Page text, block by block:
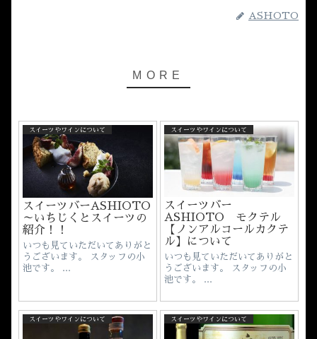
ASHOTO
スイーツやワインについて
スイーツバーASHIOTO
～いちじくとスイーツの
紹介！！
いつも見ていただいてありがと
うございます。 スタッフの小
池です。 ...
スイーツやワインについて
スイーツバー
ASHIOTO モクテル
【ノンアルコールカクテ
ル】について
いつも見ていただいてありがと
うございます。 スタッフの小
池です。 ...
スイーツやワインについて スイーツやワインについて